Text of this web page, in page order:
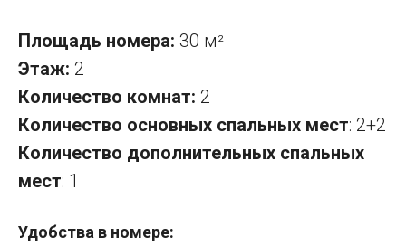
Площадь номера: 30 м²
Этаж: 2
Количество комнат: 2
Количество основных спальных мест: 2+2
Количество дополнительных спальных
мест: 1
Удобства в номере: